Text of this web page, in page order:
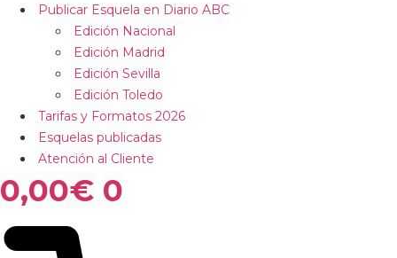
Publicar Esquela en Diario ABC
Edición Nacional
Edición Madrid
Edición Sevilla
Edición Toledo
Tarifas y Formatos 2026
Esquelas publicadas
Atención al Cliente
0,00€ 0